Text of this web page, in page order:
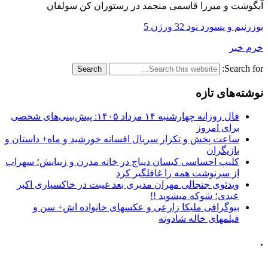
آبگوشت و میرزا قاسمی منجمد در رستوران کن سولفان
یوزرنیم و پسورد نود 32 ورژن 5
خرم خبر
Search for:
نوشته‌های تازه
فال روزانه چهارشنبه ۱۴ مرداد ۱۴۰۵: پیش‌بینی‌های شخصی
برای امروز
ساعت پخش و تکرار سریال افسانه خورشید و ماه+ داستان و
بازیگران
کلیپ احساسی کیسان دیباج در خانه مدرن و زیبایش؛ سهراب
از سرنوشت همه را غافلگیر کرد
ویدئوی جنجالی مهران مدیری بعد غیبت در خاکسپاری اکبر
عبدی؛ شوکه میشوید !!
بیوگرافی ملیکا زارعی و عکسهای خانواده اش+ سن و
فیلمهای خاله شادونه
.